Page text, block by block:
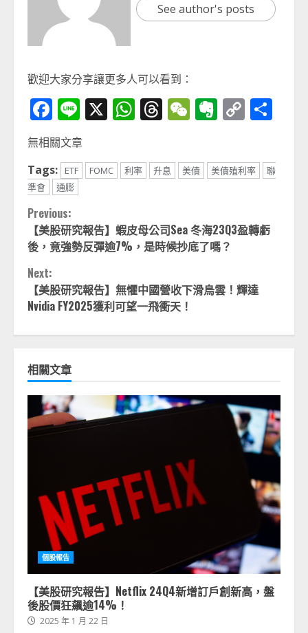
See author's posts
歡迎大家分享讓更多人可以看到：
Facebook
Line
X WhatsApp
Threads
WeChat
Evernote
Copy
無相關文章
Tags:
ETF FOMC 利率 升息 美債 美債殖利率
聯
準會
通膨
Continue
Reading
Previous:
【美股研究報告】蝦皮母公司Sea 冬海23Q3盈轉虧
後，竟強勢反彈逾7%，是時候抄底了嗎？
Next:
【美股研究報告】無懼中國營收下滑烏雲！輝達
Nvidia FY2025獲利可望一飛衝天！
相關文章
個股報告
【美股研究報告】Netflix 24Q4新增訂戶創新高，盤
後股價狂飆逾14%！
2025 年 1 月 22 日